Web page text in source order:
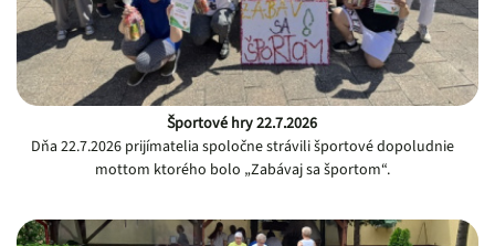
Športové hry 22.7.2026
Dňa 22.7.2026 prijímatelia spoločne strávili športové dopoludnie
mottom ktorého bolo „Zabávaj sa športom“.